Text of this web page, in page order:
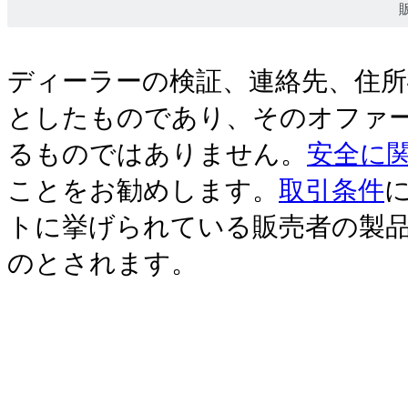
ディーラーの検証、連絡先、住
としたものであり、そのオファ
るものではありません。 安全に
ことをお勧めします。 取引条件
トに挙げられている販売者の製
のとされます。